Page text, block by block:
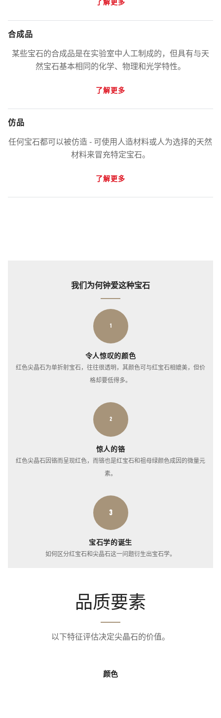
了解更多
合成品
某些宝石的合成品是在实验室中人工制成的，但具有与天
然宝石基本相同的化学、物理和光学特性。
了解更多
仿品
任何宝石都可以被仿造 - 可使用人造材料或人为选择的天然
材料来冒充特定宝石。
了解更多
我们为何钟爱这种宝石
1
令人惊叹的颜色
红色尖晶石为单折射宝石，往往很透明，其颜色可与红宝石相媲美，但价
格却要低得多。
2
惊人的铬
红色尖晶石因铬而呈现红色，而铬也是红宝石和祖母绿颜色成因的微量元
素。
3
宝石学的诞生
如何区分红宝石和尖晶石这一问题衍生出宝石学。
品质要素
以下特征评估决定尖晶石的价值。
颜色